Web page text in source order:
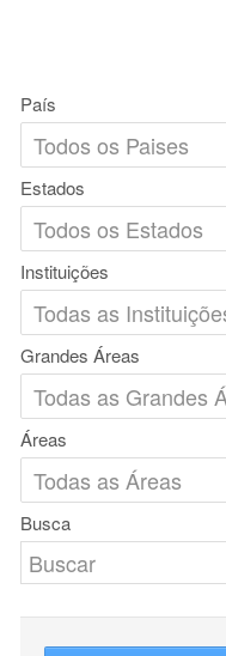
País
Estados
Instituições
Grandes Áreas
Áreas
Busca